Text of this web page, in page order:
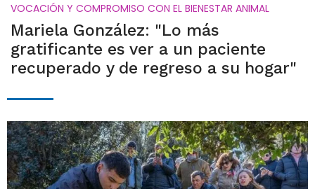
VOCACIÓN Y COMPROMISO CON EL BIENESTAR ANIMAL
Mariela González: "Lo más
gratificante es ver a un paciente
recuperado y de regreso a su hogar"